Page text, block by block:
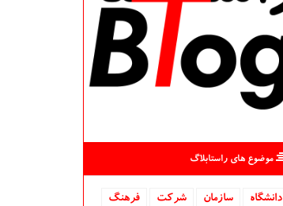
موضوع های راستابلاگ
دانشگاه‌ سازمان شركت
فرهنگ